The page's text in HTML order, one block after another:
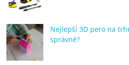
Nejlepší 3D pero na
správné?